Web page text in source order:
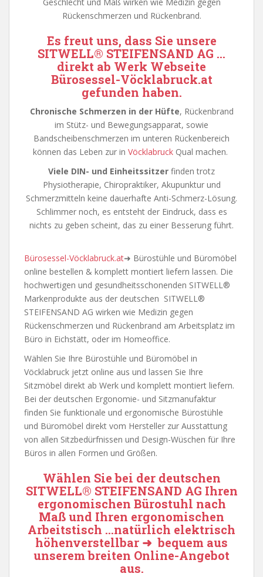
Geschlecht und Maß wirken wie Medizin gegen
Rückenschmerzen und Rückenbrand.
Es freut uns, dass Sie unsere
SITWELL® STEIFENSAND AG …
direkt ab Werk Webseite
Bürosessel-Vöcklabruck.at
gefunden haben.
Chronische Schmerzen in der Hüfte, Rückenbrand
im Stütz- und Bewegungsapparat, sowie
Bandscheibenschmerzen im unteren Rückenbereich
können das Leben zur in Vöcklabruck Qual machen.
Viele DIN- und Einheitssitzer finden trotz
Physiotherapie, Chiropraktiker, Akupunktur und
Schmerzmitteln keine dauerhafte Anti-Schmerz-Lösung.
Schlimmer noch, es entsteht der Eindruck, dass es
nichts zu geben scheint, das zu einer Besserung führt.
Bürosessel-Vöcklabruck.at➜ Bürostühle und Büromöbel
online bestellen & komplett montiert liefern lassen. Die
hochwertigen und gesundheitsschonenden SITWELL®
Markenprodukte aus der deutschen SITWELL®
STEIFENSAND AG wirken wie Medizin gegen
Rückenschmerzen und Rückenbrand am Arbeitsplatz im
Büro in Eichstätt, oder im Homeoffice.
Wählen Sie Ihre Bürostühle und Büromöbel in
Vöcklabruck jetzt online aus und lassen Sie Ihre
Sitzmöbel direkt ab Werk und komplett montiert liefern.
Bei der deutschen Ergonomie- und Sitzmanufaktur
finden Sie funktionale und ergonomische Bürostühle
und Büromöbel direkt vom Hersteller zur Ausstattung
von allen Sitzbedürfnissen und Design-Wüschen für Ihre
Büros in allen Formen und Größen.
Wählen Sie bei der deutschen
SITWELL® STEIFENSAND AG Ihren
ergonomischen Bürostuhl nach
Maß und Ihren ergonomischen
Arbeitstisch …natürlich elektrisch
höhenverstellbar ➜ bequem aus
unserem breiten Online-Angebot
aus.